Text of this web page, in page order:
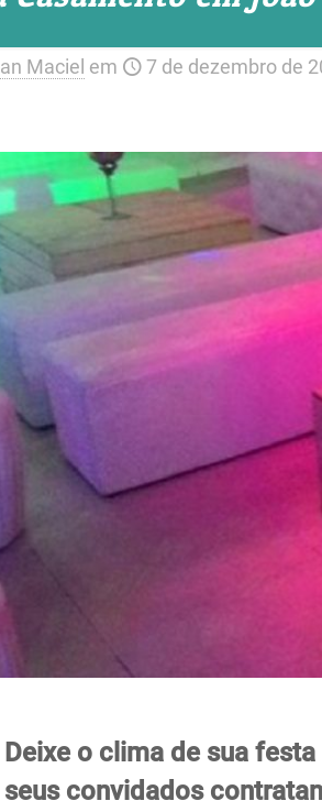
Maciel em 7 de dezembro de
Deixe o clima de sua
seus convidados